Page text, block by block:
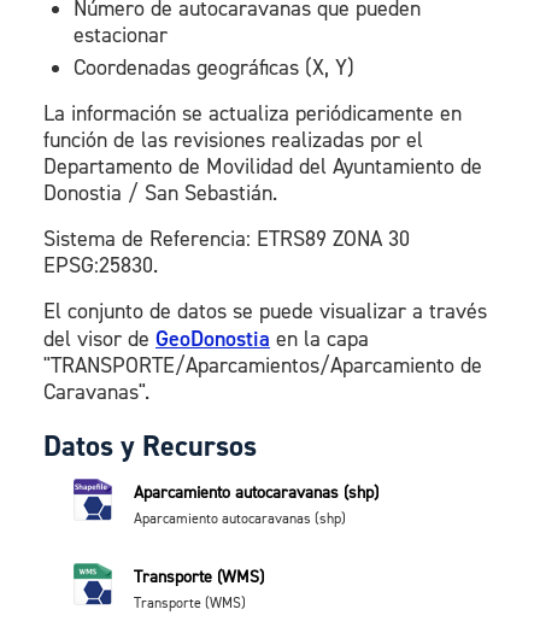
Número de autocaravanas que pueden
estacionar
Coordenadas geográficas (X, Y)
La información se actualiza periódicamente en
función de las revisiones realizadas por el
Departamento de Movilidad del Ayuntamiento de
Donostia / San Sebastián.
Sistema de Referencia: ETRS89 ZONA 30
EPSG:25830.
El conjunto de datos se puede visualizar a través
del visor de GeoDonostia en la capa
"TRANSPORTE/Aparcamientos/Aparcamiento de
Caravanas".
Datos y Recursos
Aparcamiento autocaravanas (shp)
Aparcamiento autocaravanas (shp)
Transporte (WMS)
Transporte (WMS)